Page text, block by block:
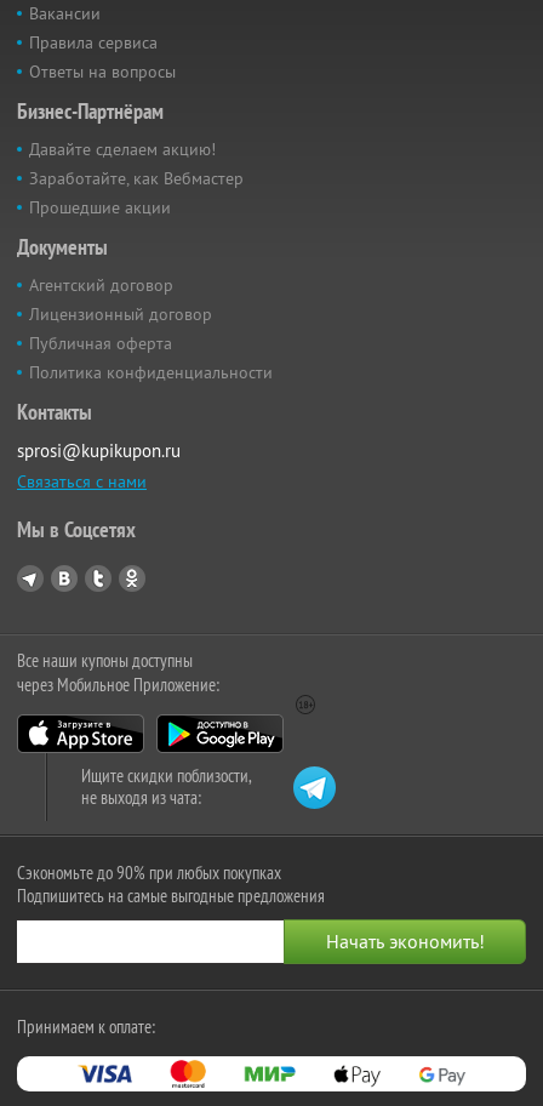
Вакансии
Правила сервиса
Ответы на вопросы
Бизнес-Партнёрам
Давайте сделаем акцию!
Заработайте, как Вебмастер
Прошедшие акции
Документы
Агентский договор
Лицензионный договор
Публичная оферта
Политика конфиденциальности
Контакты
sprosi@kupikupon.ru
Связаться с нами
Мы в Соцсетях
Все наши купоны доступны
через Мобильное Приложение:
Ищите скидки поблизости,
не выходя из чата:
Сэкономьте до 90% при любых покупках
Подпишитесь на самые выгодные предложения
Принимаем к оплате: